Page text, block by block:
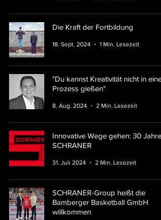
Die Kraft der Fortbildung
18. Sept. 2024 1 Min. Lesezeit
"Du kannst Kreativität nicht in
Prozess gießen"
8. Aug. 2024 2 Min. Lesezeit
Innovative Wege gehen: 30 Jahre
SCHRANER
31. Juli 2024 2 Min. Lesezeit
SCHRANER-Group heißt die
Bamberger Basketball GmbH
willkommen